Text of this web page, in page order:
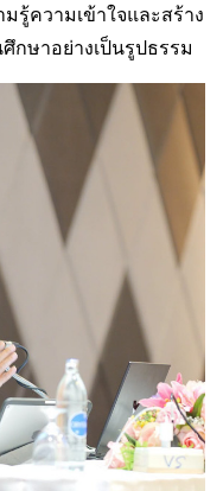
รู้ความเข้าใจและสร้าง
กษาอย่างเป็นรูปธรรม